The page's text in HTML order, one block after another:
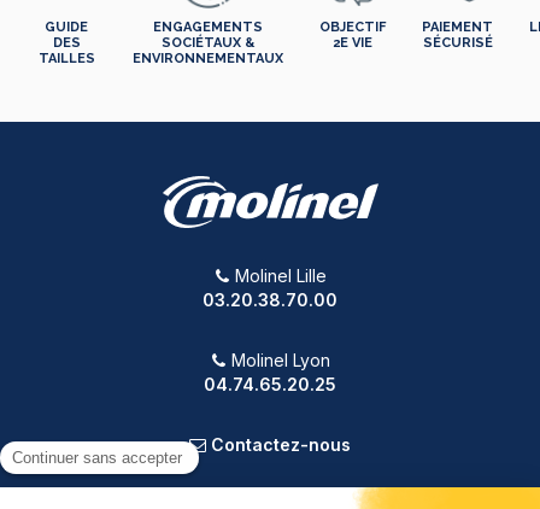
GUIDE
DES
TAILLES
ENGAGEMENTS
SOCIÉTAUX &
ENVIRONNEMENTAUX
OBJECTIF
2E VIE
PAIEMENT
SÉCURISÉ
Molinel Lille
03.20.38.70.00
Molinel Lyon
04.74.65.20.25
Contactez-nous